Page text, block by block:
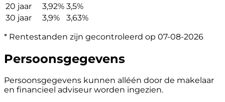
20 jaar
3,92% 3,5%
30 jaar
3,9%
3,63%
* Rentestanden zijn gecontroleerd op 07-08-2026
Persoonsgegevens
Persoonsgegevens kunnen alléén door de makelaar
en financieel adviseur worden ingezien.